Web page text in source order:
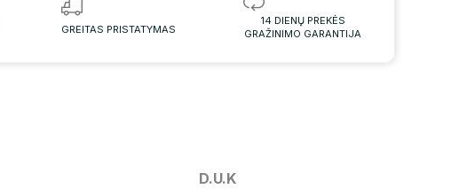
GREITAS PRISTATYMAS
14 DIENŲ PREKĖS
GRAŽINIMO GARANTIJA
D.U.K